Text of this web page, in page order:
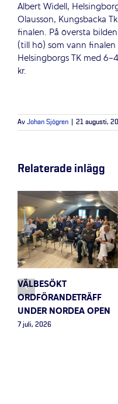
Albert Widell,
Olausson, Kungsbacka
finalen. På översta
(till hö) som vann
Helsingborgs TK med
kr.
Av Johan Sjögren 21 augusti,
Relaterade inlägg
VÄLBESÖKT
ORDFÖRANDETRÄFF
UNDER NORDEA OPEN
7 juli, 2026